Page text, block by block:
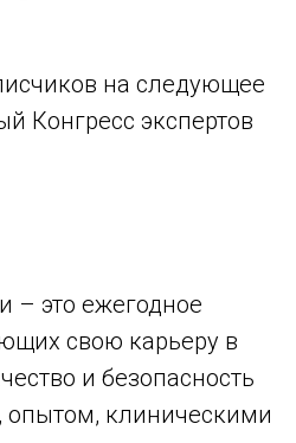
на следующее
Конгресс экспертов
– это ежегодное
свою карьеру в
и безопасность
опытом, клиническими